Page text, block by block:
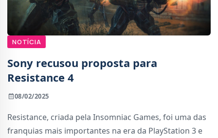
NOTÍCIA
Sony recusou proposta para
Resistance 4
08/02/2025
Resistance, criada pela Insomniac Games, foi uma das
franquias mais importantes na era da PlayStation 3 e